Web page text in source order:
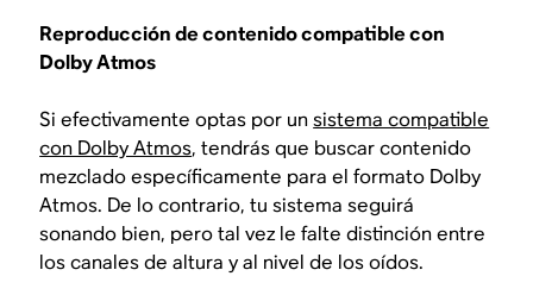
Reproducción de contenido compatible con
Dolby Atmos
Si efectivamente optas por unsistema compatible
con Dolby Atmos, tendrás que buscar contenido
mezclado específicamente para el formato Dolby
Atmos. De lo contrario, tu sistema seguirá
sonando bien, pero tal vez le falte distinción entre
los canales de altura y al nivel de los oídos.